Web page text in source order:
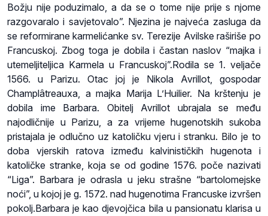
Božju nije poduzimalo, a da se o tome nije prije s njome
razgovaralo i savjetovalo”. Njezina je najveća zasluga da
se reformirane karmelićanke sv. Terezije Avilske raširiše po
Francuskoj. Zbog toga je dobila i častan naslov “majka i
utemeljiteljica Karmela u Francuskoj”.Rodila se 1. veljače
1566. u Parizu. Otac joj je Nikola Avrillot, gospodar
Champlâtreauxa, a majka Marija L’Huilier. Na krštenju je
dobila ime Barbara. Obitelj Avrillot ubrajala se među
najodličnije u Parizu, a za vrijeme hugenotskih sukoba
pristajala je odlučno uz katoličku vjeru i stranku. Bilo je to
doba vjerskih ratova između kalvinističkih hugenota i
katoličke stranke, koja se od godine 1576. poče nazivati
“Liga”. Barbara je odrasla u jeku strašne “bartolomejske
noći”, u kojoj je g. 1572. nad hugenotima Francuske izvršen
pokolj.Barbara je kao djevojčica bila u pansionatuklarisa u